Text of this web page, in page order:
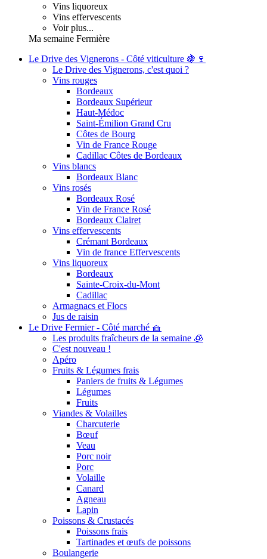
Vins liquoreux
Vins effervescents
Voir plus...
Ma semaine Fermière
Le Drive des Vignerons - Côté viticulture 🍇🍷
Le Drive des Vignerons, c'est quoi ?
Vins rouges
Bordeaux
Bordeaux Supérieur
Haut-Médoc
Saint-Émilion Grand Cru
Côtes de Bourg
Vin de France Rouge
Cadillac Côtes de Bordeaux
Vins blancs
Bordeaux Blanc
Vins rosés
Bordeaux Rosé
Vin de France Rosé
Bordeaux Clairet
Vins effervescents
Crémant Bordeaux
Vin de france Effervescents
Vins liquoreux
Bordeaux
Sainte-Croix-du-Mont
Cadillac
Armagnacs et Flocs
Jus de raisin
Le Drive Fermier - Côté marché 🧺
Les produits fraîcheurs de la semaine 🧊
C'est nouveau !
Apéro
Fruits & Légumes frais
Paniers de fruits & Légumes
Légumes
Fruits
Viandes & Volailles
Charcuterie
Bœuf
Veau
Porc noir
Porc
Volaille
Canard
Agneau
Lapin
Poissons & Crustacés
Poissons frais
Tartinades et œufs de poissons
Boulangerie